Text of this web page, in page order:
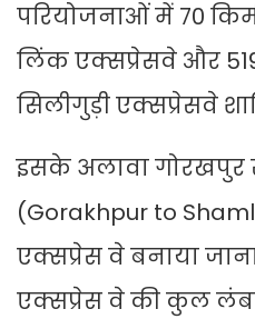
परियोजनाओं में 70
लिंक एक्सप्रेसवे और
सिलीगुड़ी एक्सप्रेसवे
इसके अलावा गोरखपुर
(Gorakhpur to
एक्सप्रेस वे बनाया
एक्सप्रेस वे की कुल